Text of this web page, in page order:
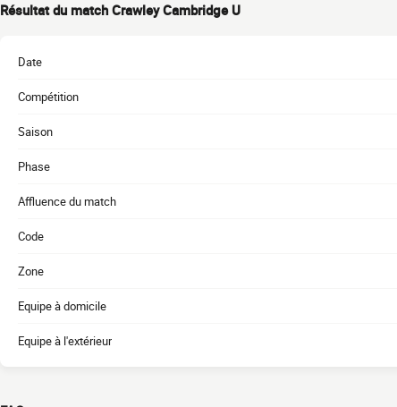
Résultat du match Crawley Cambridge U
Date
Compétition
Saison
Phase
Affluence du match
Code
Zone
Equipe à domicile
Equipe à l'extérieur